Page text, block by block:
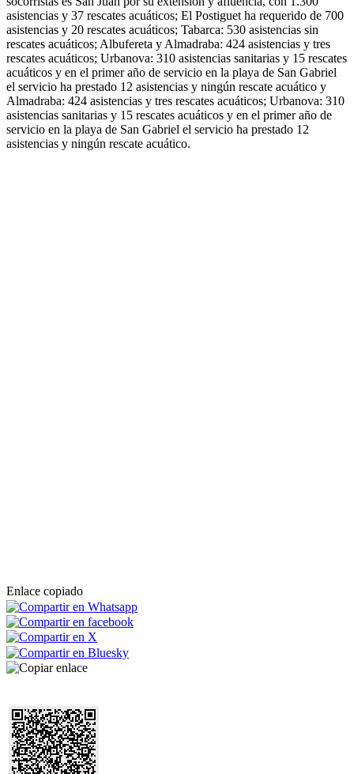
asistencias y 37 rescates acuáticos; El Postiguet ha requerido de 700
asistencias y 20 rescates acuáticos; Tabarca: 530 asistencias sin
rescates acuáticos; Albufereta y Almadraba: 424 asistencias y tres
rescates acuáticos; Urbanova: 310 asistencias sanitarias y 15 rescates
acuáticos y en el primer año de servicio en la playa de San Gabriel
el servicio ha prestado 12 asistencias y ningún rescate acuático y
Almadraba: 424 asistencias y tres rescates acuáticos; Urbanova: 310
asistencias sanitarias y 15 rescates acuáticos y en el primer año de
servicio en la playa de San Gabriel el servicio ha prestado 12
asistencias y ningún rescate acuático.
Enlace copiado